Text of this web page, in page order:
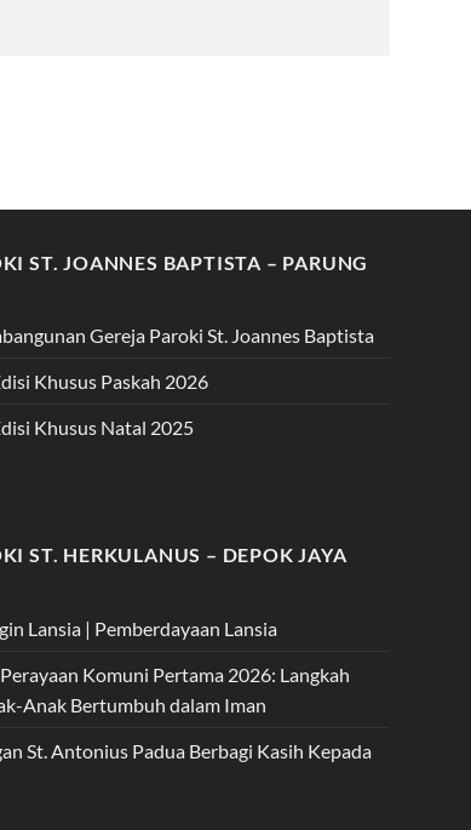
ST. JOANNES BAPTISTA – PARUNG
Gereja Paroki St. Joannes Baptista
Khusus Paskah 2026
Khusus Natal 2025
ST. HERKULANUS – DEPOK JAYA
Lansia | Pemberdayaan Lansia
Komuni Pertama 2026: Langkah
Anak Bertumbuh dalam Iman
St. Antonius Padua Berbagi Kasih Kepada